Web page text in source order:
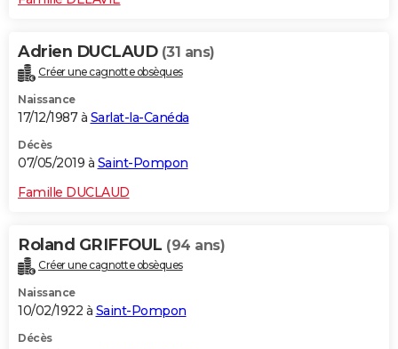
Adrien DUCLAUD (31 ans)
Créer une cagnotte obsèques
Naissance
17/12/1987 à Sarlat-la-Canéda
Décès
07/05/2019 à Saint-Pompon
Famille DUCLAUD
Roland GRIFFOUL (94 ans)
Créer une cagnotte obsèques
Naissance
10/02/1922 à Saint-Pompon
Décès